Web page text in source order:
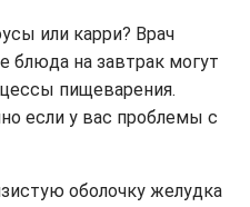
или карри? Врач
блюда на завтрак могут
пищеварения.
если у вас проблемы с
оболочку желудка